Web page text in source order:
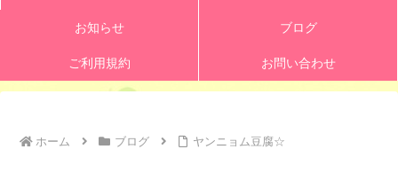
お知らせ ブログ
ご利用規約 お問い合わせ
ホーム ブログ ヤンニョム豆腐☆